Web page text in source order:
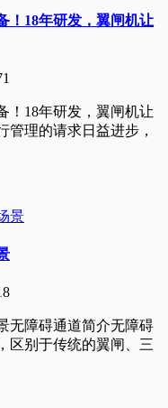
！18年研发，翼闸机让
！18年研发，翼闸机让
管理的请求日益进步，
无障碍通道简介无障碍
区别于传统的翼闸、三